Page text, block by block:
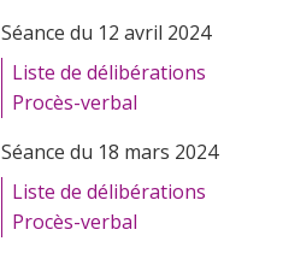
Séance du 12 avril 2024
Liste de délibérations
Procès-verbal
Séance du 18 mars 2024
Liste de délibérations
Procès-verbal